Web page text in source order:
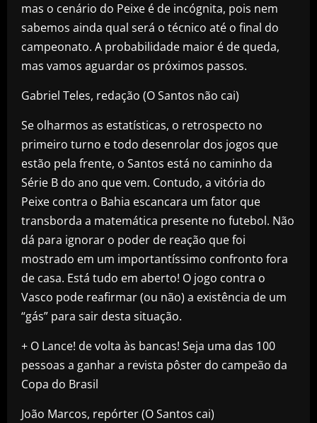
mas o cenário do Peixe é de incógnita, pois nem
sabemos ainda qual será o técnico até o final do
campeonato. A probabilidade maior é de queda,
mas vamos aguardar os próximos passos.
Gabriel Teles, redação (O Santos não cai)
Se olharmos as estatísticas, o retrospecto no
primeiro turno e todo desenrolar dos jogos que
estão pela frente, o Santos está no caminho da
Série B do ano que vem. Contudo, a vitória do
Peixe contra o Bahia escancara um fator que
transborda a matemática presente no futebol. Não
dá para ignorar o poder de reação que foi
mostrado em um importantíssimo confronto fora
de casa. Está tudo em aberto! O jogo contra o
Vasco pode reafirmar (ou não) a existência de um
“gás” para sair desta situação.
+ O Lance! de volta às bancas! Seja uma das 100
pessoas a ganhar a revista pôster do campeão da
Copa do Brasil
João Marcos, repórter (O Santos cai)